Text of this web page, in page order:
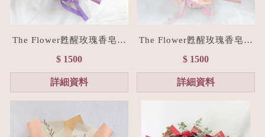
The Flower甦醒玫瑰香皂花
束M size(贈禮物提袋/全台
宅配）浪漫紫
$ 1500
詳細資料
The Flower甦醒玫瑰香皂花
束M size(贈禮物提袋/全台
宅配）浪漫粉
$ 1500
詳細資料